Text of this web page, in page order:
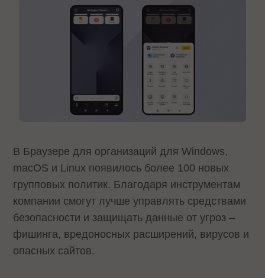
В Браузере для организаций для Windows,
macOS и Linux появилось более 100 новых
групповых политик. Благодаря инструментам
компании смогут лучше управлять средствами
безопасности и защищать данные от угроз –
фишинга, вредоносных расширений, вирусов и
опасных сайтов.